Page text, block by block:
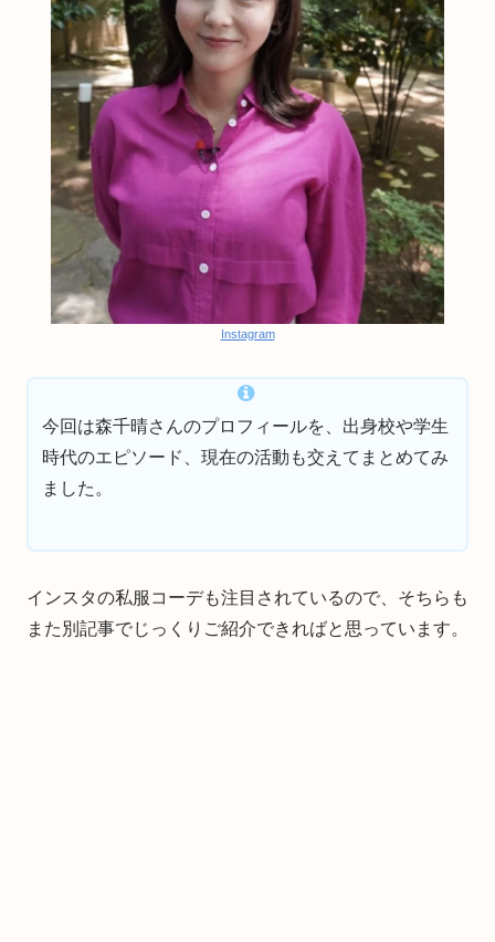
Instagram
今回は森千晴さんのプロフィールを、出身校や学生
時代のエピソード、現在の活動も交えてまとめてみ
ました。
インスタの私服コーデも注目されているので、そちらも
また別記事でじっくりご紹介できればと思っています。